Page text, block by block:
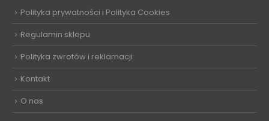
Polityka prywatności i Polityka Cookies
Regulamin sklepu
Polityka zwrotów i reklamacji
Kontakt
O nas